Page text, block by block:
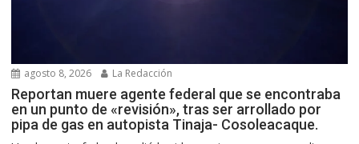
agosto 8, 2026 La Redacción
Reportan muere agente federal que se encontraba
en un punto de «revisión», tras ser arrollado por
pipa de gas en autopista Tinaja- Cosoleacaque.